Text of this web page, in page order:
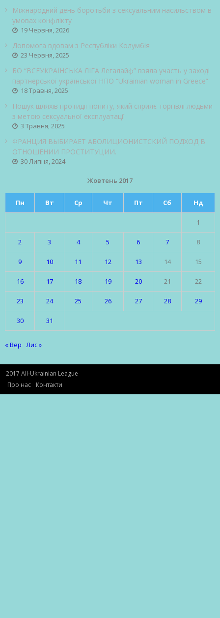
Міжнародний день боротьби з сексуальним насильством в
умовах конфлікту
19 Червня, 2026
Допомога вдовам з Республіки Колумбія
23 Червня, 2025
БО “ВСЕУКРАЇНСЬКА ЛІГА Легалайф” взяла участь у заході
партнерської української НПО “Ukrainian woman in Greece”
18 Травня, 2025
Пошук шляхів протидії попиту, який сприяє торгівлі людьми
з метою сексуальної експлуатації
3 Травня, 2025
ФРАНЦИЯ ВЫБИРАЕТ АБОЛИЦИОНИСТСКИЙ ПОДХОД В
ОТНОШЕНИИ ПРОСТИТУЦИИ.
30 Липня, 2024
Жовтень 2017
Пн Вт Ср Чт Пт Сб Нд
1
2 3 4 5 6 7 8
9 10 11 12 13 14 15
16 17 18 19 20 21 22
23 24 25 26 27 28 29
30 31
« Вер Лис »
2017 All-Ukrainian League
Про нас
Контакти